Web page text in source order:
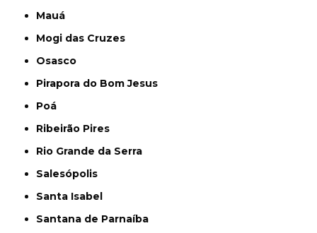
Mauá
Mogi das Cruzes
Osasco
Pirapora do Bom Jesus
Poá
Ribeirão Pires
Rio Grande da Serra
Salesópolis
Santa Isabel
Santana de Parnaíba